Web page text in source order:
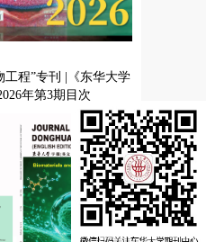
工程”专刊 |《东华大学
年第3期目次